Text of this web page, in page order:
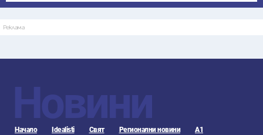
Реклама
Новини
Начало Idealisti Свят Регионални новини А1